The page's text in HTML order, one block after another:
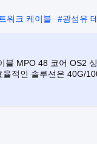
워크 케이블 #광섬유
블 MPO 48 코어 OS2
적인 솔루션은 40G/